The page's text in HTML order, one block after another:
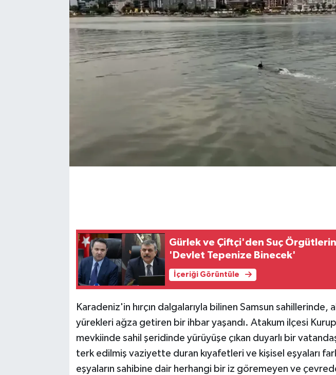
Gürlek ve Çiftçi'den Suç
'Devlet Tepenize Binecek'
İçeriği Görüntüle
Karadeniz'in hırçın dalgalarıyla bilinen Samsun sahillerinde,
yürekleri ağza getiren bir ihbar yaşandı. Atakum ilçesi
mevkiinde sahil şeridinde yürüyüşe çıkan duyarlı bir
terk edilmiş vaziyette duran kıyafetleri ve kişisel eşyaları
eşyaların sahibine dair herhangi bir iz göremeyen ve